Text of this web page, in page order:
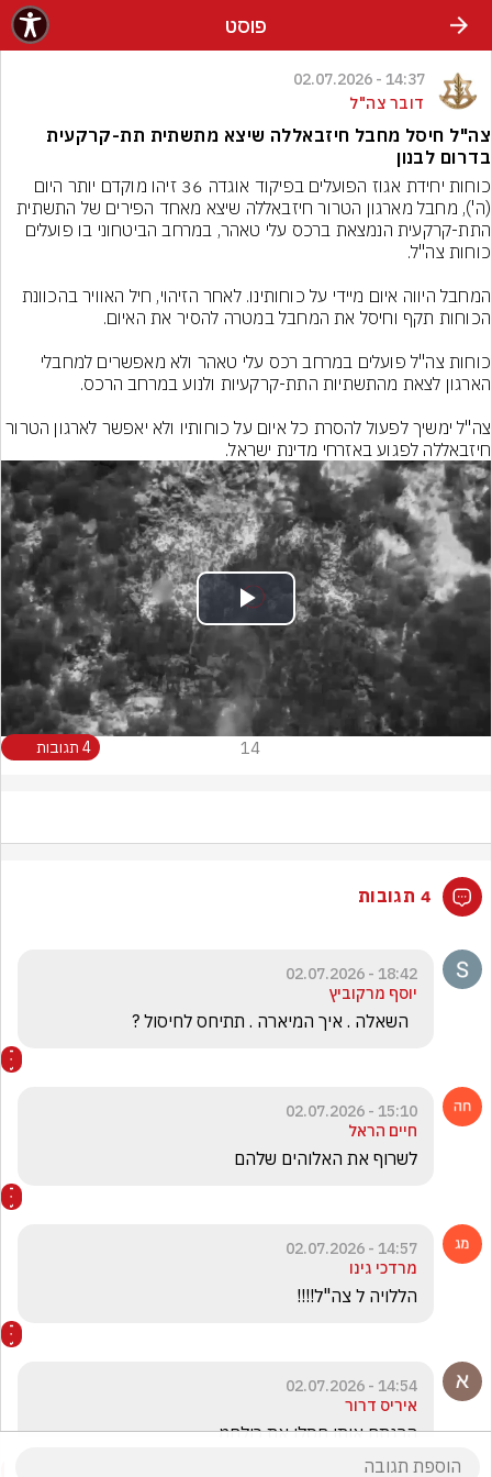
פוסט
14:37 - 02.07.2026
דובר צה"ל
צה"ל חיסל מחבל חיזבאללה שיצא מתשתית תת-קרקעית
בדרום לבנון
(ה'), מחבל מארגון הטרור חיזבאללה שיצא מאחד הפירים של התשתית
צה"ל ימשיך לפעול להסרת כל איום על כוחותיו ולא יאפשר לארגון הטרור
חיזבאללה לפגוע באזרחי מדינת ישראל.
Play
Video
14 4 תגובות
4 תגובות
18:42 - 02.07.2026
יוסף מרקוביץ
15:10 - 02.07.2026
חיים הראל
לשרוף את האלוהים שלהם
14:57 - 02.07.2026
מרדכי גינו
הללויה ל צה"ל!!!!
14:54 - 02.07.2026
איריס דרור
הרגתם אותו חסלו את כולםמ